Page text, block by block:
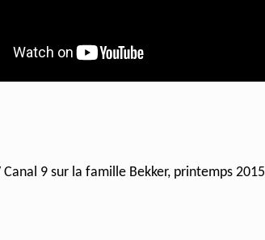
Canal 9 sur la famille Bekker, printemps 2015